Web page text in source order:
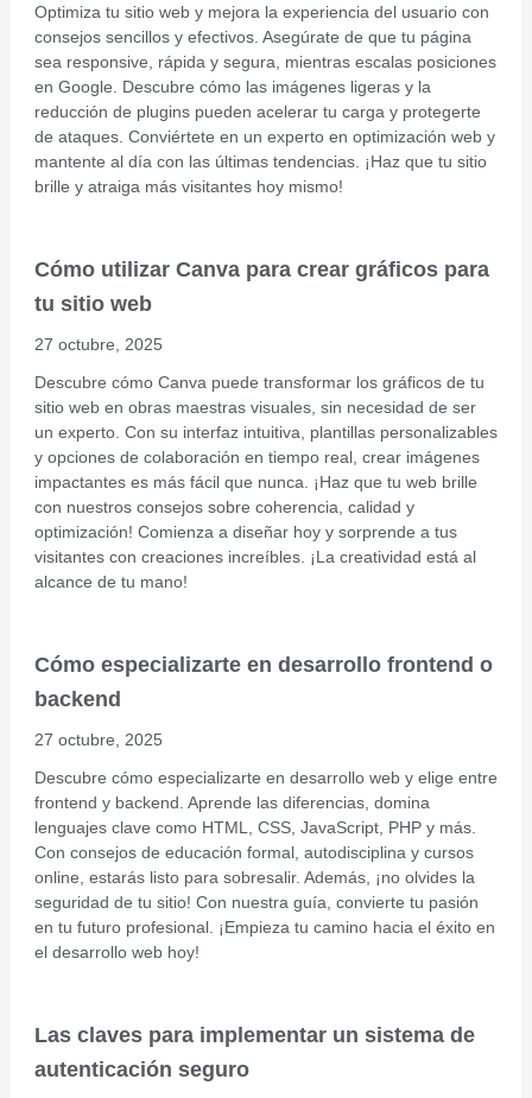
Optimiza tu sitio web y mejora la experiencia del usuario con
consejos sencillos y efectivos. Asegúrate de que tu página
sea responsive, rápida y segura, mientras escalas posiciones
en Google. Descubre cómo las imágenes ligeras y la
reducción de plugins pueden acelerar tu carga y protegerte
de ataques. Conviértete en un experto en optimización web y
mantente al día con las últimas tendencias. ¡Haz que tu sitio
brille y atraiga más visitantes hoy mismo!
Cómo utilizar Canva para crear gráficos para
tu sitio web
27 octubre, 2025
Descubre cómo Canva puede transformar los gráficos de tu
sitio web en obras maestras visuales, sin necesidad de ser
un experto. Con su interfaz intuitiva, plantillas personalizables
y opciones de colaboración en tiempo real, crear imágenes
impactantes es más fácil que nunca. ¡Haz que tu web brille
con nuestros consejos sobre coherencia, calidad y
optimización! Comienza a diseñar hoy y sorprende a tus
visitantes con creaciones increíbles. ¡La creatividad está al
alcance de tu mano!
Cómo especializarte en desarrollo frontend o
backend
27 octubre, 2025
Descubre cómo especializarte en desarrollo web y elige entre
frontend y backend. Aprende las diferencias, domina
lenguajes clave como HTML, CSS, JavaScript, PHP y más.
Con consejos de educación formal, autodisciplina y cursos
online, estarás listo para sobresalir. Además, ¡no olvides la
seguridad de tu sitio! Con nuestra guía, convierte tu pasión
en tu futuro profesional. ¡Empieza tu camino hacia el éxito en
el desarrollo web hoy!
Las claves para implementar un sistema de
autenticación seguro